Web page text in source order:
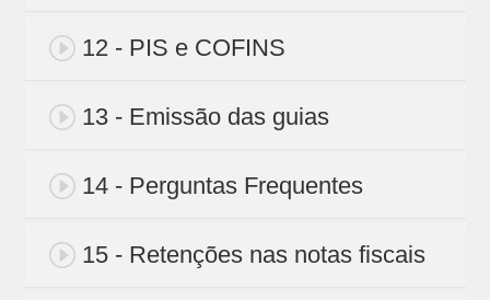
12 - PIS e COFINS
13 - Emissão das guias
14 - Perguntas Frequentes
15 - Retenções nas notas fiscais